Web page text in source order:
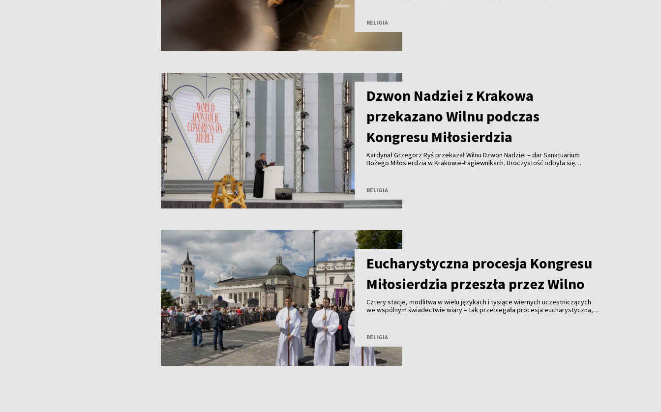
RELIGIA
Dzwon Nadziei z Krakowa
przekazano Wilnu podczas
Kongresu Miłosierdzia
Kardynał Grzegorz Ryś przekazał Wilnu Dzwon Nadziei – dar Sanktuarium
Bożego Miłosierdzia w Krakowie-Łagiewnikach. Uroczystość odbyła się
RELIGIA
Eucharystyczna procesja Kongresu
Miłosierdzia przeszła przez Wilno
Cztery stacje, modlitwa w wielu językach i tysiące wiernych uczestniczących
we wspólnym świadectwie wiary – tak przebiegała procesja eucharystyczna,
RELIGIA